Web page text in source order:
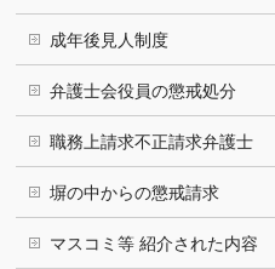
成年後見人制度
弁護士会役員の懲戒処分
職務上請求不正請求弁護士
塀の中からの懲戒請求
マスコミ等 紹介された内容